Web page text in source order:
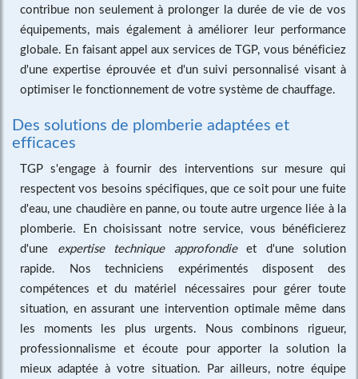
contribue non seulement à prolonger la durée de vie de vos
équipements, mais également à améliorer leur performance
globale. En faisant appel aux services de TGP, vous bénéficiez
d'une expertise éprouvée et d'un suivi personnalisé visant à
optimiser le fonctionnement de votre système de chauffage.
Des solutions de plomberie adaptées et
efficaces
TGP s'engage à fournir des interventions sur mesure qui
respectent vos besoins spécifiques, que ce soit pour une fuite
d'eau, une chaudière en panne, ou toute autre urgence liée à la
plomberie. En choisissant notre service, vous bénéficierez
d'une expertise technique approfondieet d'une solution
rapide. Nos techniciens expérimentés disposent des
compétences et du matériel nécessaires pour gérer toute
situation, en assurant une intervention optimale même dans
les moments les plus urgents. Nous combinons rigueur,
professionnalisme et écoute pour apporter la solution la
mieux adaptée à votre situation. Par ailleurs, notre équipe